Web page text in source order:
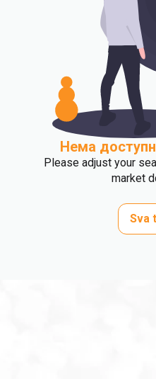
Нема
Please adjust your
market
Sva